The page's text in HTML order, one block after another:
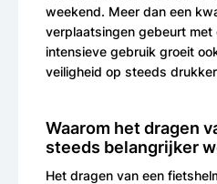
weekend. Meer dan een
verplaatsingen gebeurt
intensieve gebruik groeit
veiligheid op steeds
Waarom het dragen
steeds belangrijker
Het dragen van een